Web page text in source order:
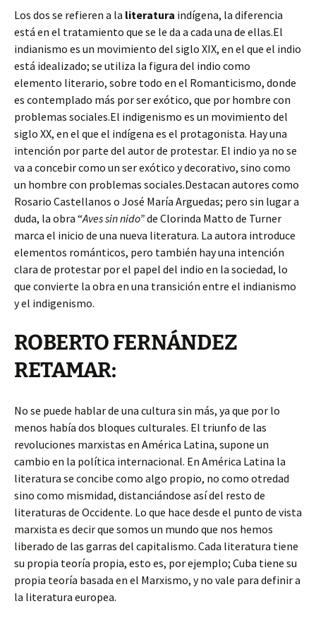
Los dos se refieren a la literatura indígena, la diferencia
está en el tratamiento que se le da a cada una de ellas.El
indianismo es un movimiento del siglo XIX, en el que el indio
está idealizado; se utiliza la figura del indio como
elemento literario, sobre todo en el Romanticismo, donde
es contemplado más por ser exótico, que por hombre con
problemas sociales.El indigenismo es un movimiento del
siglo XX, en el que el indígena es el protagonista. Hay una
intención por parte del autor de protestar. El indio ya no se
va a concebir como un ser exótico y decorativo, sino como
un hombre con problemas sociales.Destacan autores como
Rosario Castellanos o José María Arguedas; pero sin lugar a
duda, la obra “Aves sin nido”de Clorinda Matto de Turner
marca el inicio de una nueva literatura. La autora introduce
elementos románticos, pero también hay una intención
clara de protestar por el papel del indio en la sociedad, lo
que convierte la obra en una transición entre el indianismo
y el indigenismo.
ROBERTO FERNÁNDEZ
RETAMAR:
No se puede hablar de una cultura sin más, ya que por lo
menos había dos bloques culturales. El triunfo de las
revoluciones marxistas en América Latina, supone un
cambio en la política internacional. En América Latina la
literatura se concibe como algo propio, no como otredad
sino como mismidad, distanciándose así del resto de
literaturas de Occidente. Lo que hace desde el punto de vista
marxista es decir que somos un mundo que nos hemos
liberado de las garras del capitalismo. Cada literatura tiene
su propia teoría propia, esto es, por ejemplo; Cuba tiene su
propia teoría basada en el Marxismo, y no vale para definir a
la literatura europea.